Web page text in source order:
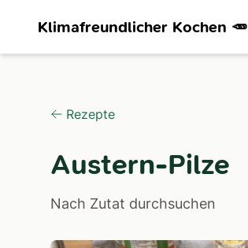
Klimafreundlicher Kochen 🥕
Rezepte
Austern-Pilze
Nach Zutat durchsuchen